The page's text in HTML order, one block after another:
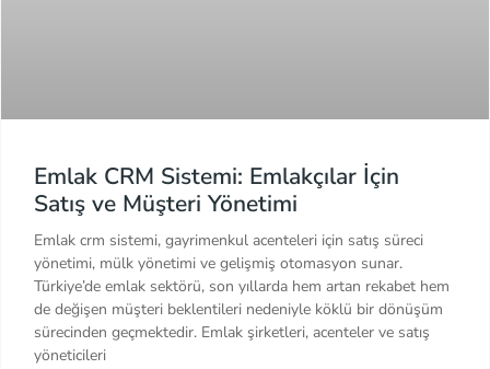
Emlak CRM Sistemi: Emlakçılar İçin
Satış ve Müşteri Yönetimi
Emlak crm sistemi, gayrimenkul acenteleri için satış süreci
yönetimi, mülk yönetimi ve gelişmiş otomasyon sunar.
Türkiye’de emlak sektörü, son yıllarda hem artan rekabet hem
de değişen müşteri beklentileri nedeniyle köklü bir dönüşüm
sürecinden geçmektedir. Emlak şirketleri, acenteler ve satış
yöneticileri